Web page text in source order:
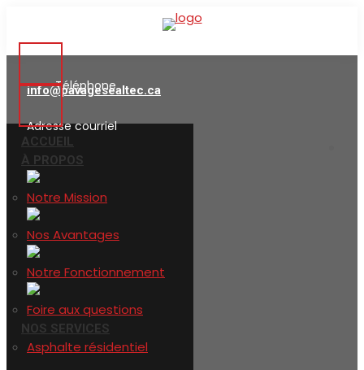
Téléphone
info@pavagesealtec.ca
Adresse courriel
ACCUEIL
À PROPOS
Notre Mission
Nos Avantages
Notre Fonctionnement
Foire aux questions
NOS SERVICES
Asphalte résidentiel